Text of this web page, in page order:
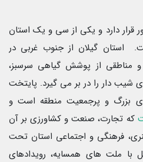
قرار دارد و یکی از سی و یک استان
استان گیلان از جنوب غربی در
و مناطقی از پوشش گیاهی سرسبز،
شیب دار را در بر می گیرد. پایتخت
بزرگ و پرجمعیت منطقه است و
که تجارت، صنعت و کشاورزی بر آن
فرهنگی و اجتماعی استان تحت
با ملت های همسایه، رویدادهای